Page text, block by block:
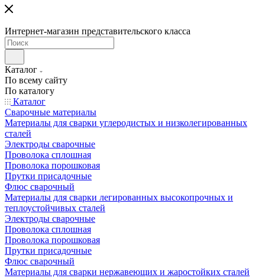
Интернет-магазин представительского класса
Каталог
По всему сайту
По каталогу
Каталог
Сварочные материалы
Материалы для сварки углеродистых и низколегированных
сталей
Электроды сварочные
Проволока сплошная
Проволока порошковая
Прутки присадочные
Флюс сварочный
Материалы для сварки легированных высокопрочных и
теплоустойчивых сталей
Электроды сварочные
Проволока сплошная
Проволока порошковая
Прутки присадочные
Флюс сварочный
Материалы для сварки нержавеющих и жаростойких сталей